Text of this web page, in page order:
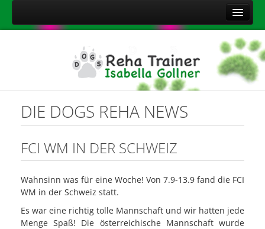
Kontakt
Impressum
Datenschutzerklärung
DIE DOGS REHA NEWS
FCI WM IN DER SCHWEIZ
Wahnsinn was für eine Woche! Von 7.9-13.9 fand die FCI
WM in der Schweiz statt.
Es war eine richtig tolle Mannschaft und wir hatten jede
Menge Spaß! Die österreichische Mannschaft wurde